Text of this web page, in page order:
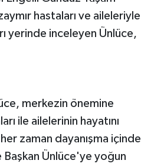
hastaları ve aileleriyle
yerinde inceleyen Ünlüce,
merkezin önemine
ile ailelerinin hayatını
zaman dayanışma içinde
Başkan Ünlüce'ye yoğun